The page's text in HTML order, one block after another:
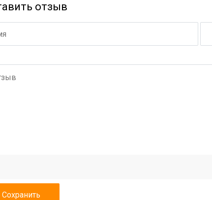
отзыв